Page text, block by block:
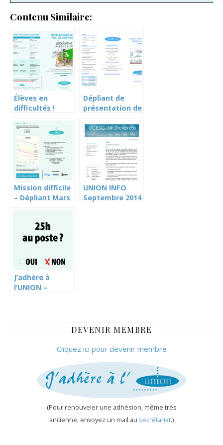
Contenu Similaire:
Élèves en
difficultés !
solutions ? –
Dépliant
Septembre 2014
Dépliant de
présentation de
Mission difficile
– Dépliant Mars
UNION INFO
Septembre 2014
J’adhère à
l’UNION –
DEVENIR MEMBRE
Cliquez ici pour devenir membre
(Pour renouveler une adhésion, même très
ancienne, envoyez un mail au secrétariat.)